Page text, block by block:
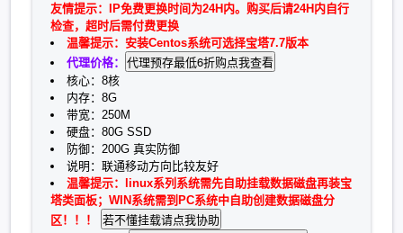
友情提示：IP免费更换时间为24H内。购买后请24H内自行
检查，超时后需付费更换
温馨提示：安装Centos系统可选择宝塔7.7版本
代理价格：
核心：8核
内存：8G
带宽：250M
硬盘：80G SSD
防御：200G 真实防御
说明：联通移动方向比较友好
温馨提示：linux系列系统需先自助挂载数据磁盘再装宝
塔类面板；WIN系统需到PC系统中自助创建数据磁盘分
区！！！